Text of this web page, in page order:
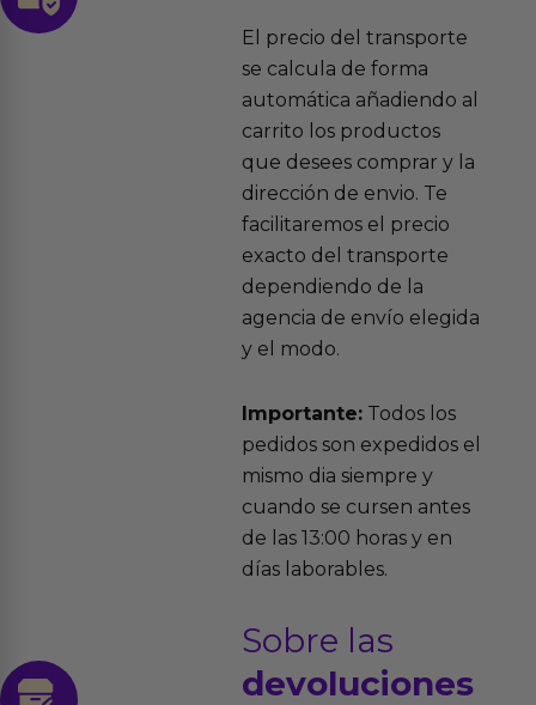
El precio del transporte
se calcula de forma
automática añadiendo al
carrito los productos
que desees comprar y la
dirección de envio. Te
facilitaremos el precio
exacto del transporte
dependiendo de la
agencia de envío elegida
y el modo.
Importante:Todos los
pedidos son expedidos el
mismo dia siempre y
cuando se cursen antes
de las 13:00 horas y en
días laborables.
Sobre las
devoluciones